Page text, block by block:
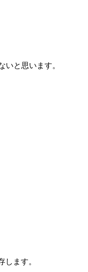
と思います。
ます。